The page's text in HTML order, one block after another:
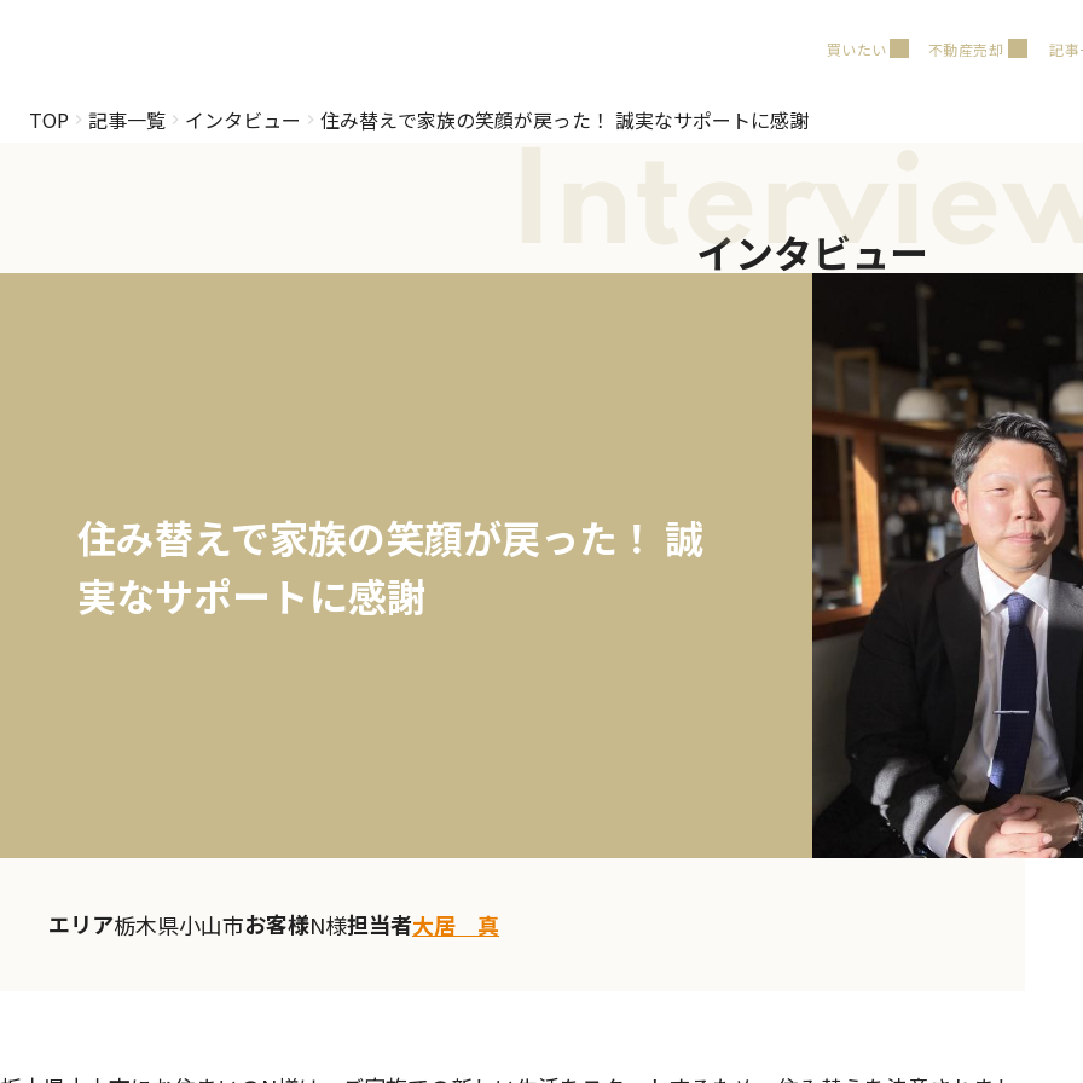
買いたい 不動産売却 記
TOP 記事一覧 インタビュー 住み替えで家族の笑顔が戻った！ 誠実なサポートに感謝
インタビュー
住み替えで家族の笑顔が戻った！ 誠
実なサポートに感謝
エリア栃木県小山市お客様N様担当者大居 真